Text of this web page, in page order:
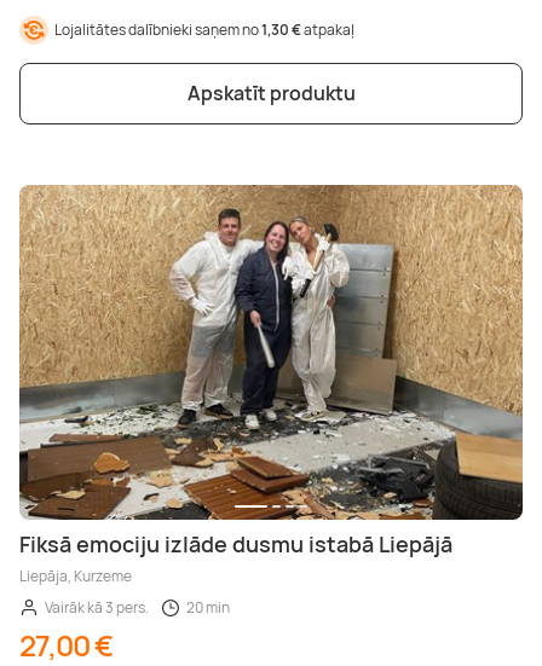
Lojalitātes dalībnieki saņem no1,30 €atpakaļ
Apskatīt produktu
Fiksā emociju izlāde dusmu istabā Liepājā
Liepāja, Kurzeme
Vairāk kā 3 pers.
20 min
27,00 €